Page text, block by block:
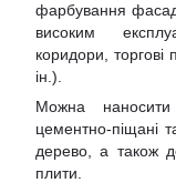
фарбування
високим
коридори,
ін.).
Можна наносити
цементно-піщані
дерево, а також
плити.